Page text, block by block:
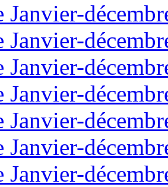
Janvier-
Janvier-
Janvier-
Janvier-
Janvier-
Janvier-
Janvier-